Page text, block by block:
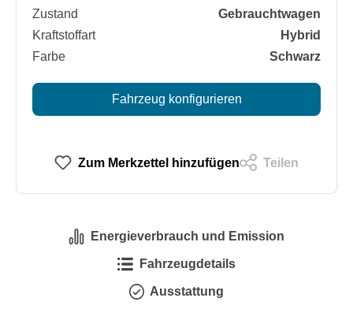
Zustand
Gebrauchtwagen
Kraftstoffart
Hybrid
Farbe
Schwarz
Fahrzeug konfigurieren
Zum Merkzettel hinzufügen Teilen
Energieverbrauch und Emission
Fahrzeugdetails
Ausstattung